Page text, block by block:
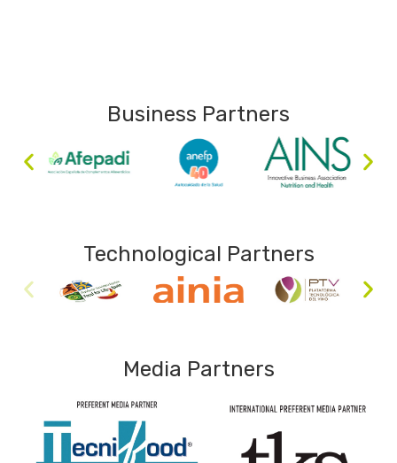
Business Partners
Technological Partners
Media Partners